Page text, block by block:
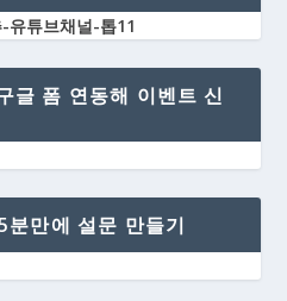
글 폼 연동해 이벤트 신
만에 설문 만들기